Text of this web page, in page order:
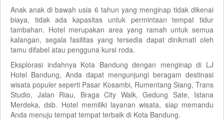
Anak anak di bawah usia 6 tahun yang menginap tidak dikenai
biaya, tidak ada kapasitas untuk permintaan tempat tidur
tambahan. Hotel merupakan area yang ramah untuk semua
kalangan, segala fasilitas yang tersedia dapat dinikmati oleh
tamu difabel atau pengguna kursi roda.
Eksplorasi indahnya Kota Bandung dengan menginap di LJ
Hotel Bandung, Anda dapat mengunjungi beragam destinasi
wisata populer seperti Pasar Kosambi, Rumentang Siang, Trans
Studio, Jalan Riau, Braga City Walk, Gedung Sate, Istana
Merdeka, dsb. Hotel memiliki layanan wisata, siap memandu
Anda menuju tempat tempat terbaik di Kota Bandung.